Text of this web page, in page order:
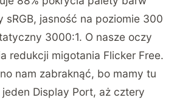
sRGB, jasność na poziomie 300
3000:1. O nasze oczy
redukcji migotania Flicker Free.
nam zabraknąć, bo mamy tu
Display Port, aż cztery